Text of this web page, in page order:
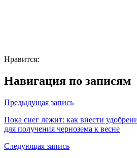
Нравится:
Навигация по записям
Предыдущая запись
Пока снег лежит: как внести
для получения чернозема к весне
Следующая запись